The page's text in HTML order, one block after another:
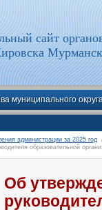
сайт
муниципального
администрации за 2025 год
образовательной
Об